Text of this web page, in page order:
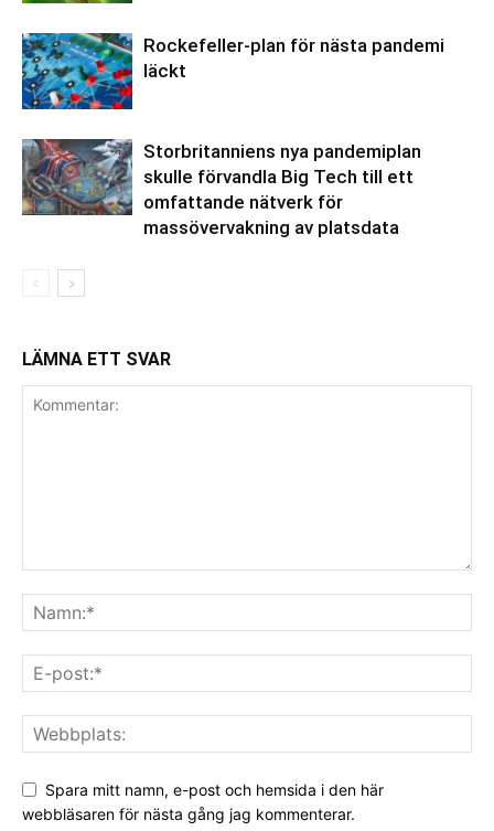
Rockefeller-plan för nästa pandemi
läckt
Storbritanniens nya pandemiplan
skulle förvandla Big Tech till ett
omfattande nätverk för
massövervakning av platsdata
LÄMNA ETT SVAR
Spara mitt namn, e-post och hemsida i den här
webbläsaren för nästa gång jag kommenterar.